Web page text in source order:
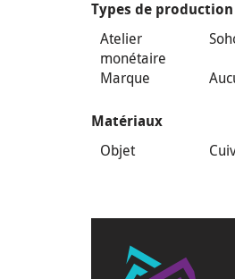
Types de production
Atelier
monétaire
Marque
Matériaux
Objet